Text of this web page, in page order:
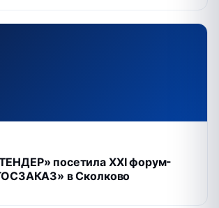
посетила XXI форум-
в Сколково